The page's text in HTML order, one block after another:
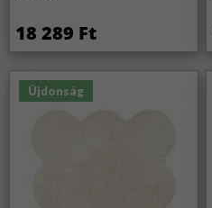
18 289 Ft
Újdonság